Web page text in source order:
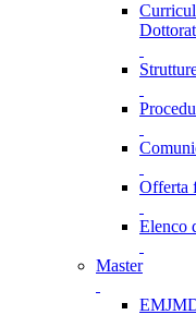
Offerta
Elenco
Master